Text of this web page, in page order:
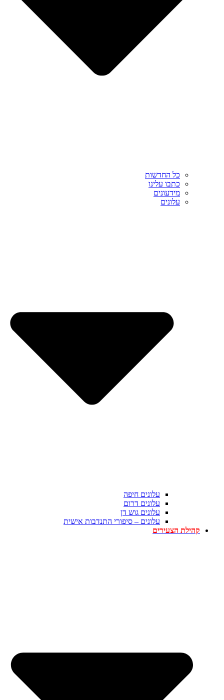
כל החדשות
כתבו עלינו
מידעונים
עלונים
עלונים חיפה
עלונים דרום
עלונים גוש דן
עלונים – סיפורי התנדבות אישית
קהילת הצעירים